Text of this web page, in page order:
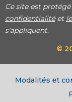
Ce site est protégé
confidentialitéet
s'appliquent.
©
Modalités et